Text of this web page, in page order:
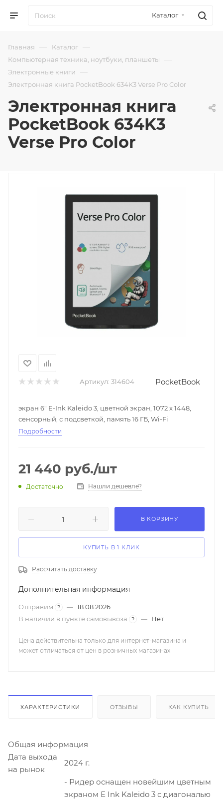
Каталог
Главная — Каталог —
Компьютерная техника, ноутбуки, планшеты —
Электронные книги —
Электронная книга PocketBook 634K3 Verse Pro Color
Электронная книга
PocketBook 634K3
Verse Pro Color
Артикул: 314604 PocketBook
экран 6" E-Ink Kaleido 3, цветной экран, 1072 x 1448,
сенсорный, с подсветкой, память 16 ГБ, Wi-Fi
Подробности
21 440 руб./шт
Достаточно Нашли дешевле?
В КОРЗИНУ
КУПИТЬ В 1 КЛИК
Рассчитать доставку
Дополнительная информация
Отправим ? — 18.08.2026
В наличии в пункте самовывоза
? — Нет
Цена действительна только для интернет-магазина и
может отличаться от цен в розничных магазинах
ХАРАКТЕРИСТИКИ ОТЗЫВЫ КАК КУПИТЬ
Общая информация
Дата выхода
на рынок
2024 г.
- Ридер оснащен новейшим цветным
экраном E Ink Kaleido 3 с диагональю